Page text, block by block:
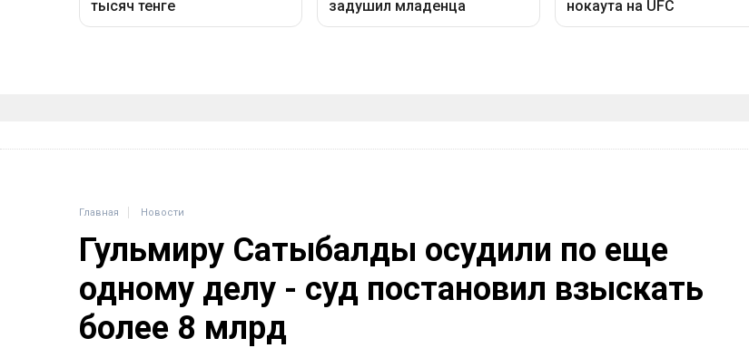
Главная Новости
Гульмиру Сатыбалды осудили по еще
одному делу - суд постановил взыскать
более 8 млрд